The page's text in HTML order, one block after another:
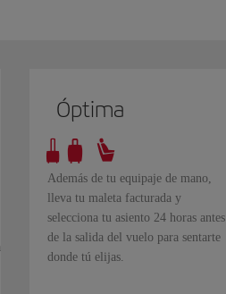
Óptima
Además de tu equipaje de mano,
lleva tu maleta facturada y
selecciona tu asiento 24 horas antes
de la salida del vuelo para sentarte
donde tú elijas.